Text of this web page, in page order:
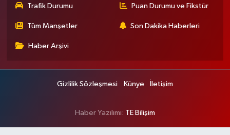
Trafik Durumu Puan Durumu ve Fikstür
Tüm Manşetler Son Dakika Haberleri
Haber Arşivi
Gizlilik Sözleşmesi Künye İletişim
Haber Yazılımı: TE Bilişim